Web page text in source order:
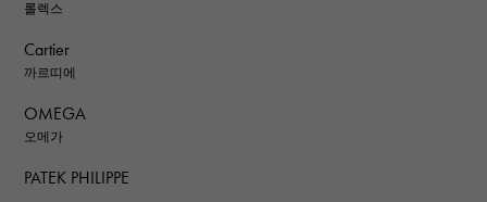
롤렉스
Cartier
까르띠에
OMEGA
오메가
PATEK PHILIPPE